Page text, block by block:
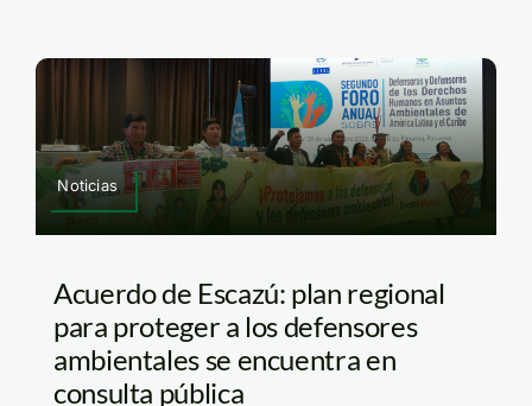
Noticias
Acuerdo de Escazú: plan regional
para proteger a los defensores
ambientales se encuentra en
consulta pública